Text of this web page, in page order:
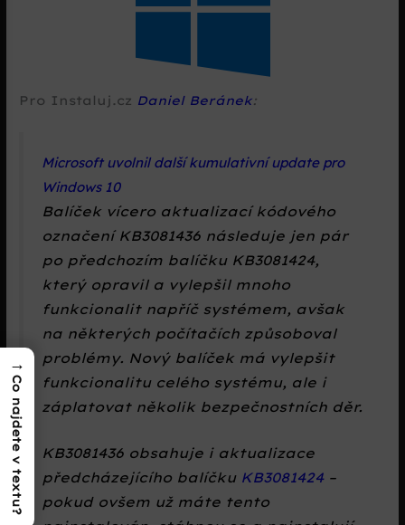
Pro Instaluj.cz Daniel Beránek:
Microsoft uvolnil další kumulativní update pro
Windows 10
Balíček vícero aktualizací kódového
označení KB3081436 následuje jen pár
po předchozím balíčku KB3081424,
který opravil a vylepšil mnoho
funkcionalit napříč systémem, avšak
na některých počítačích způsoboval
problémy. Nový balíček má vylepšit
funkcionalitu celého systému, ale i
záplatovat několik bezpečnostních děr.
KB3081436 obsahuje i aktualizace
předcházejícího balíčku KB3081424–
pokud ovšem už máte tento
→
Co najdete v textu?